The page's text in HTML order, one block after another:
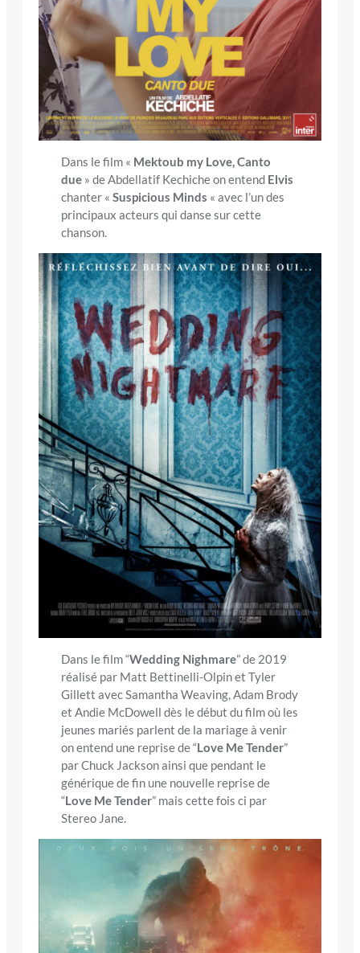
Dans le film « Mektoub my Love, Canto
due » de Abdellatif Kechiche on entend Elvis
chanter «Suspicious Minds « avec l’un des
principaux acteurs qui danse sur cette
chanson.
Dans le film “Wedding Nighmare” de 2019
réalisé par Matt Bettinelli-Olpin et Tyler
Gillett avec Samantha Weaving, Adam Brody
et Andie McDowell dès le début du film où les
jeunes mariés parlent de la mariage à venir
on entend une reprise de “Love Me Tender”
par Chuck Jackson ainsi que pendant le
générique de fin une nouvelle reprise de
“Love Me Tender” mais cette fois ci par
Stereo Jane.